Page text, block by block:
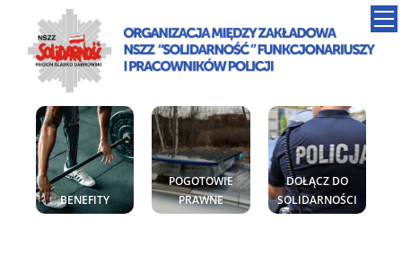
BENEFITY
POGOTOWIE
PRAWNE
DOŁĄCZ DO
SOLIDARNOŚCI